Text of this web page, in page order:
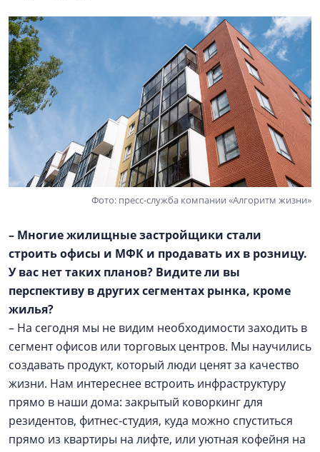
Фото: пресс-служба компании «Алгоритм жизни»
– Многие жилищные застройщики стали
строить офисы и МФК и продавать их в розницу.
У вас нет таких планов? Видите ли вы
перспективу в других сегментах рынка, кроме
жилья?
– На сегодня мы не видим необходимости заходить в
сегмент офисов или торговых центров. Мы научились
создавать продукт, который люди ценят за качество
жизни. Нам интереснее встроить инфраструктуру
прямо в наши дома: закрытый коворкинг для
резидентов, фитнес-студия, куда можно спуститься
прямо из квартиры на лифте, или уютная кофейня на